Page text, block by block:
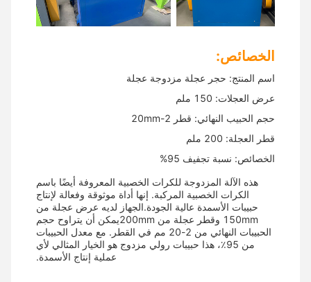
الخصائص:
اسم المنتج: حجر عجلة مزدوجة عجلة
عرض العجلات: 150 ملم
حجم الحبيب النهائي: قطر 2-20mm
قطر العجلة: 200 ملم
الخصائص: نسبة تجفيف 95%
هذه الآلة المزدوجة للكرات الخصبية المعروفة أيضًا باسم
الكرات الخصبية المركبة. إنها أداة موثوقة وفعالة لإنتاج
حبيبات الأسمدة عالية الجودة.الجهاز لديه عرض عجلة من
150mm وقطر عجلة من 200mmيمكن أن يتراوح حجم
الحبيبات النهائي من 2-20 مم في القطر. مع معدل الحبيبات
من 95٪، هذا حبيبات رولي مزدوج هو الخيار المثالي لأي
عملية إنتاج الأسمدة.